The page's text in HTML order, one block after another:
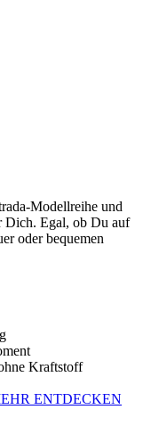
Modellreihe und
Dich. Egal, ob Du auf
oder bequemen
Kraftstoff
ENTDECKEN